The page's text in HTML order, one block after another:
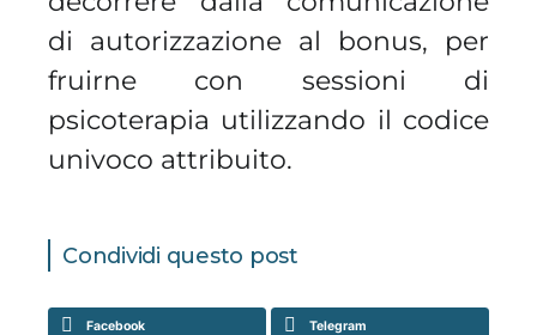
di autorizzazione al bonus, per
fruirne con sessioni di
psicoterapia utilizzando il codice
univoco attribuito.
Condividi questo post
Facebook Telegram